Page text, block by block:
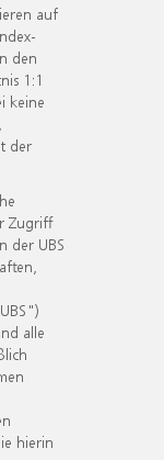
auf
den
1:1
keine
der
Zugriff
der UBS
alle
hierin